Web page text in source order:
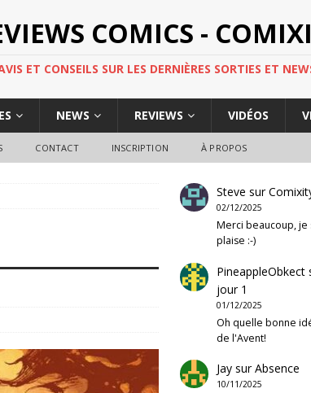
COMICS -
ET CONSEILS SUR LES DERNIÈRES SORTIES ET
NEWS REVIEWS VIDÉOS
CONTACT INSCRIPTION À PROPOS
Steve sur
02/12/2025
Merci beaucoup, je
plaise :-)
PineappleObkect
jour 1
01/12/2025
Oh quelle bonne
de l'Avent!
Jay surAbsence
10/11/2025